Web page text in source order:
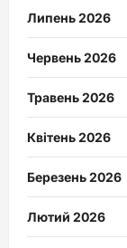
Липень 2026
Червень 2026
Травень 2026
Квітень 2026
Березень 2026
Лютий 2026